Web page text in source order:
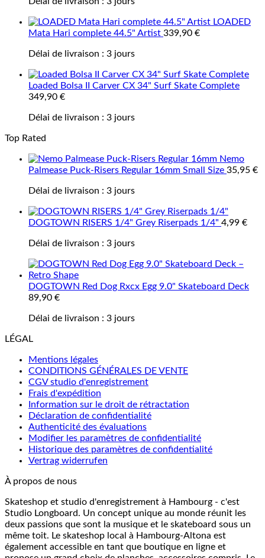
LOADED
Mata Hari complete 44.5" Artist 339,90 €
Délai de livraison : 3 jours
Loaded Bolsa II Carver CX 34" Surf Skate Complete
349,90 €
Délai de livraison : 3 jours
Top Rated
Nemo
Palmease Puck-Risers Regular 16mm Small Size 35,95 €
Délai de livraison : 3 jours
DOGTOWN RISERS 1/4" Grey Riserpads 1/4" 4,99 €
Délai de livraison : 3 jours
DOGTOWN Red Dog Rxcx Egg 9.0" Skateboard Deck
89,90 €
Délai de livraison : 3 jours
LÉGAL
Mentions légales
CONDITIONS GÉNÉRALES DE VENTE
CGV studio d'enregistrement
Frais d'expédition
Information sur le droit de rétractation
Déclaration de confidentialité
Authenticité des évaluations
Modifier les paramètres de confidentialité
Historique des paramètres de confidentialité
Vertrag widerrufen
À propos de nous
Skateshop et studio d'enregistrement à Hambourg - c'est
Studio Longboard. Un concept unique au monde réunit les
deux passions que sont la musique et le skateboard sous un
même toit. Le skateshop local à Hambourg-Altona est
également accessible en tant que boutique en ligne et